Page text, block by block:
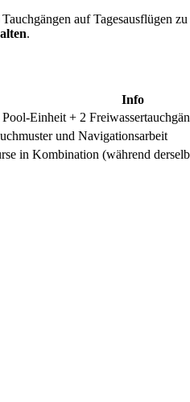
auf Tagesausflügen zu
.
Info
Einheit + 2
und Navigationsarbeit
in Kombination (während